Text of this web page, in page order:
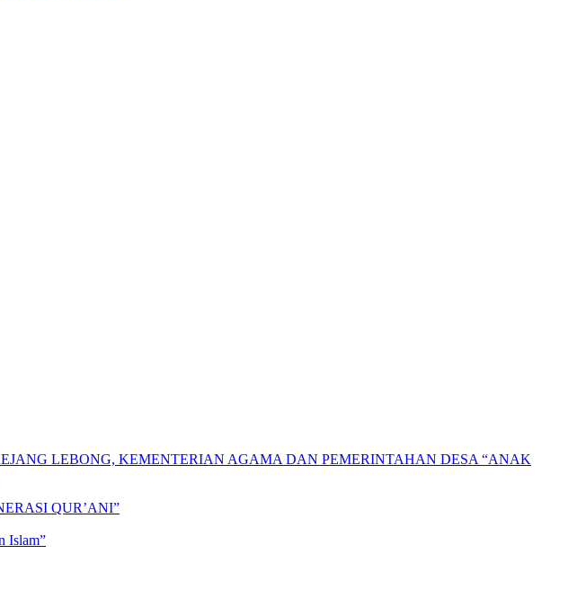
LEBONG, KEMENTERIAN AGAMA DAN PEMERINTAHAN DESA “ANAK
QUR’ANI”
Islam”